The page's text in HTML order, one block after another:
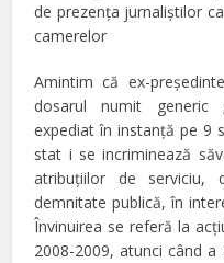
de prezenţa jurnaliştilor
camerelor
Amintim că ex-
dosarul numit generic
expediat în instanţă pe 9
stat i se incriminează
atribuțiilor de
demnitate publică, în
Învinuirea se referă la
2008-2009, atunci când